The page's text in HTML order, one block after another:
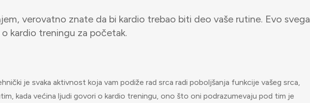
verovatno znate da bi kardio trebao biti deo vaše rutine. Evo svega
kardio treningu za početak.
je svaka aktivnost koja vam podiže rad srca radi poboljšanja funkcije vašeg srca,
kada većina ljudi govori o kardio treningu, ono što oni podrazumevaju pod tim je